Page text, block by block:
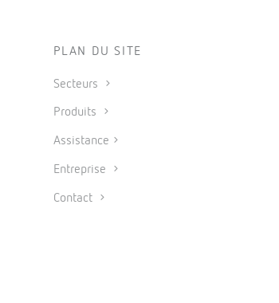
PLAN DU SITE
Secteurs
Produits
Assistance
Entreprise
Contact